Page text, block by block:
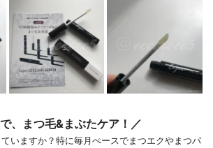
、まつ毛&まぶたケア！／
いますか？特に毎月ぺースでまつエクやまつパ